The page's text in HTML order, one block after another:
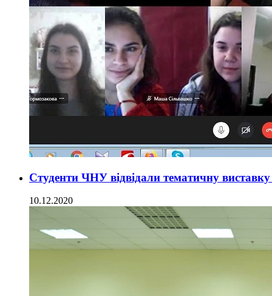
Студенти ЧНУ відвідали тематичну
10.12.2020